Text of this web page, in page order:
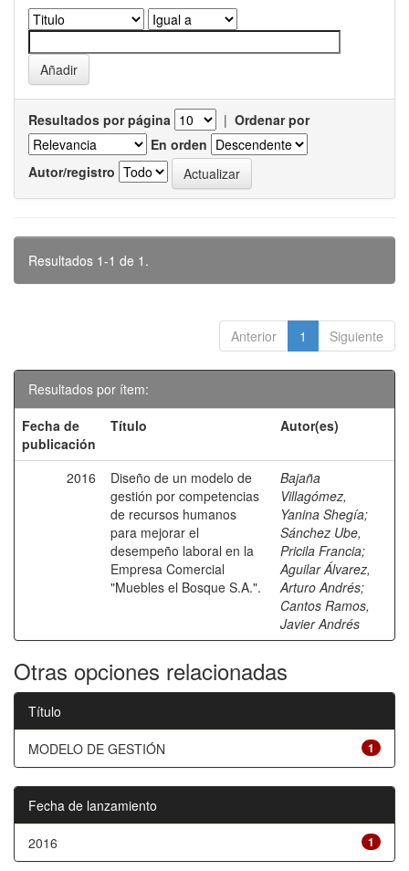
Resultados por página | Ordenar por
En orden
Autor/registro
Resultados 1-1 de 1.
Anterior 1 Siguiente
Resultados por ítem:
Fecha de
publicación
Título Autor(es)
2016
Diseño de un modelo de
gestión por competencias
de recursos humanos
para mejorar el
desempeño laboral en la
Empresa Comercial
"Muebles el Bosque S.A.".
Bajaña
Villagómez,
Yanina Shegía;
Sánchez Ube,
Pricila Francia;
Aguilar Álvarez,
Arturo Andrés;
Cantos Ramos,
Javier Andrés
Otras opciones relacionadas
Título
1
MODELO DE GESTIÓN
Fecha de lanzamiento
1
2016